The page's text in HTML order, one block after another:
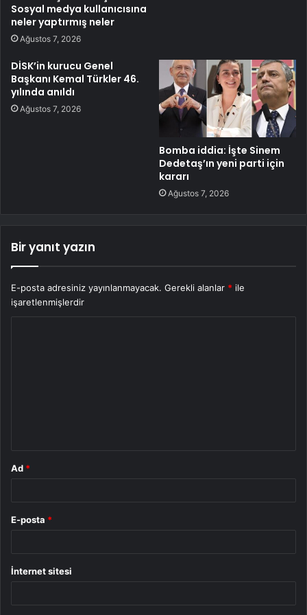
Sosyal medya kullanıcısına
neler yaptırmış neler
Ağustos 7, 2026
DİSK’in kurucu Genel
Başkanı Kemal Türkler 46.
yılında anıldı
Ağustos 7, 2026
Bomba iddia: İşte Sinem
Dedetaş’ın yeni parti için
kararı
Ağustos 7, 2026
Bir yanıt yazın
E-posta adresiniz yayınlanmayacak. Gerekli alanlar * ile
işaretlenmişlerdir
Ad *
E-posta *
İnternet sitesi